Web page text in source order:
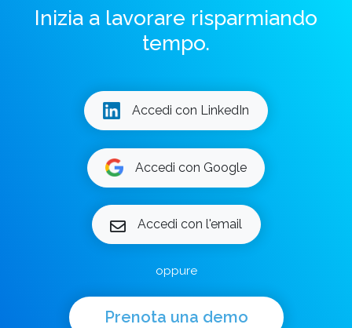
Inizia a lavorare risparmiando
tempo.
Accedi con LinkedIn
Accedi con Google
Accedi con l'email
oppure
Prenota una demo